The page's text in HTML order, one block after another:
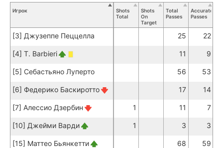
Игрок
Shots
Total
Shots
On
Target
Total
Passes
Accurate
Passes
[3] Джузеппе Пеццелла 25 22
[4] T. Barbieri 11 9
[5] Себастьяно Луперто 56 53
[6] Федерико Баскиротто 17 14
[7] Алессио Дзербин 1 11 7
[10] Джейми Варди 1 3 3
[15] Маттео Бьянкетти 68 59